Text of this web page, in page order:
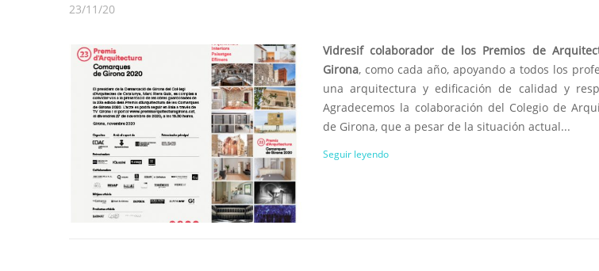
23/11/20
Vidresif colaborador de los Premios de
Girona, como cada año, apoyando a todos los
una arquitectura y edificación de calidad y
Agradecemos la colaboración del Colegio de
de Girona, que a pesar de la situación actual...
Seguir leyendo